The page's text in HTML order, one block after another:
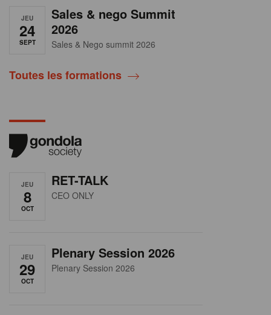
JEU
24
SEPT
Sales & nego Summit
2026
Sales & Nego summit 2026
Toutes les formations
JEU
8
OCT
RET-TALK
CEO ONLY
JEU
29
OCT
Plenary Session 2026
Plenary Session 2026